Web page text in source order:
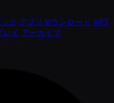
ク アプリダウンロード APT
レイ アーカイブ